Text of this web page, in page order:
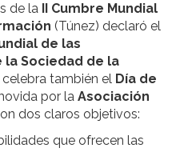
de la II Cumbre Mundial
(Túnez) declaró el
de las
la Sociedad de la
también el Día de
por la Asociación
dos claros objetivos:
que ofrecen las